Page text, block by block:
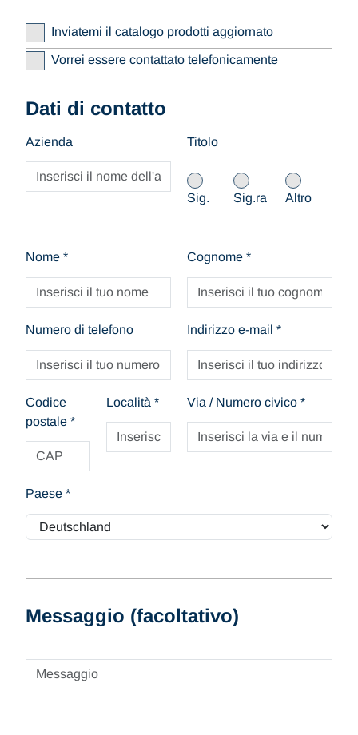
Inviatemi il catalogo prodotti aggiornato
Vorrei essere contattato telefonicamente
Dati di contatto
Azienda Titolo
Sig. Sig.ra Altro
Nome * Cognome *
Numero di telefono Indirizzo e-mail *
Codice
postale *
Località * Via / Numero civico *
Paese *
Messaggio (facoltativo)